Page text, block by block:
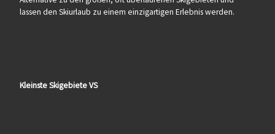
lassen den Skiurlaub zu einem einzigartigen Erlebnis werden.
Kleinste Skigebiete VS